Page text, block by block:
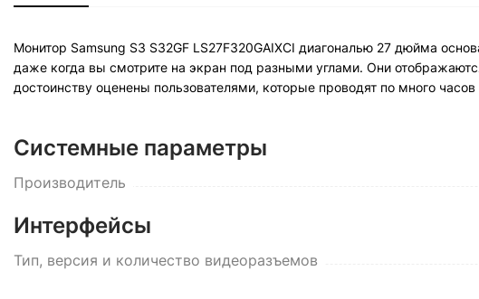
Монитор Samsung S3 S32GF LS27F320GAIXCI диагональю 27 дюйма
даже когда вы смотрите на экран под разными углами. Они
достоинству оценены пользователями, которые проводят по много
Системные параметры
Производитель
Интерфейсы
Тип, версия и количество видеоразъемов